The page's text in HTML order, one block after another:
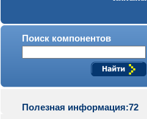
Поиск компонентов
Полезная информация:72